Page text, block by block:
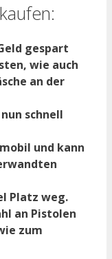
gespart
wie auch
an der
schnell
und kann
Platz weg.
an Pistolen
zum